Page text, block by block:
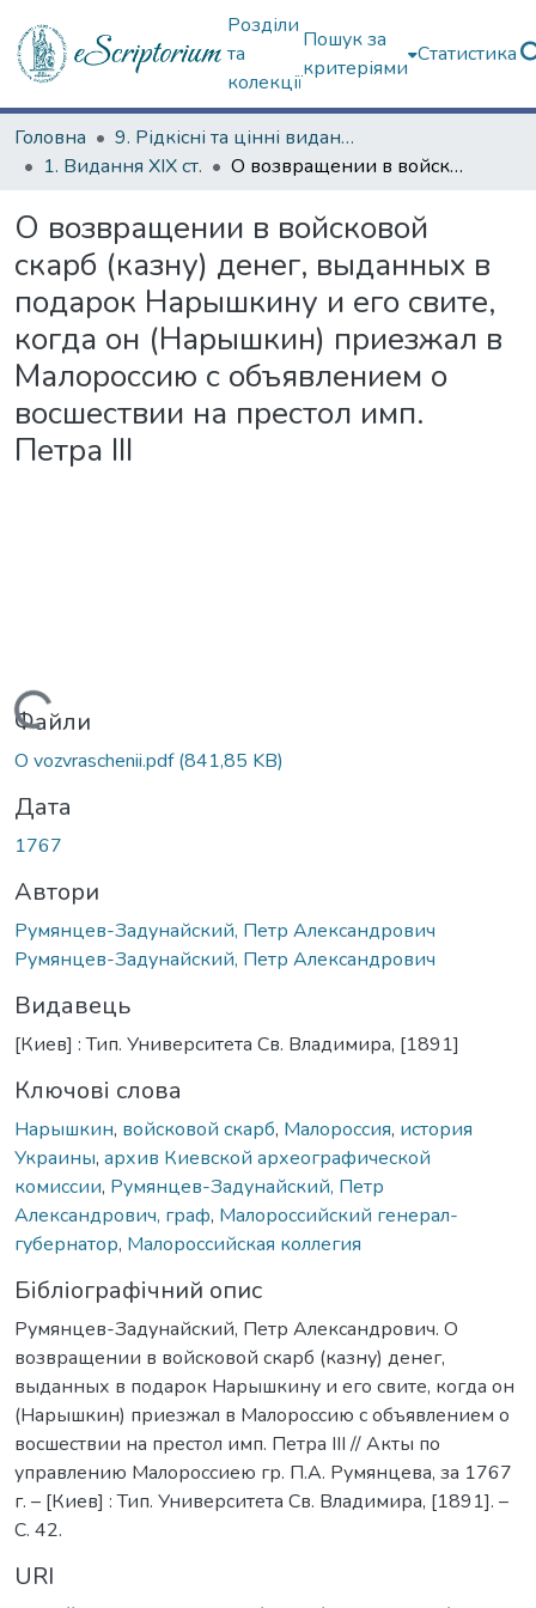
Розділи
та
колекції
Пошук за
критеріями
Статистика
Головна
9. Рідкісні та цінні видання
1. Видання ХІХ ст.
О возвращении в войсковой скарб (казну) денег, выданных в подарок Нарышкину и его свите, когда он (Нарышкин) приезжал в Малороссию с объявлением о восшествии на престол имп. Петра III
О возвращении в войсковой
скарб (казну) денег, выданных в
подарок Нарышкину и его свите,
когда он (Нарышкин) приезжал в
Малороссию с объявлением о
восшествии на престол имп.
Петра III
Вантажиться...
Файли
O vozvraschenii.pdf(841,85 KB)
Дата
1767
Автори
Румянцев-Задунайский, Петр Александрович
Румянцев-Задунайский, Петр Александрович
Видавець
[Киев] : Тип. Университета Св. Владимира, [1891]
Ключові слова
Нарышкин, войсковой скарб, Малороссия, история
Украины, архив Киевской археографической
комиссии, Румянцев-Задунайский, Петр
Александрович, граф, Малороссийский генерал-
губернатор, Малороссийская коллегия
Бібліографічний опис
Румянцев-Задунайский, Петр Александрович. О
возвращении в войсковой скарб (казну) денег,
выданных в подарок Нарышкину и его свите, когда он
(Нарышкин) приезжал в Малороссию с объявлением о
восшествии на престол имп. Петра III // Акты по
управлению Малороссиею гр. П.А. Румянцева, за 1767
г. – [Киев] : Тип. Университета Св. Владимира, [1891]. –
С. 42.
URI